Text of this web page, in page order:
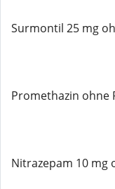
Surmontil 25 mg
Promethazin ohne
Nitrazepam 10 mg